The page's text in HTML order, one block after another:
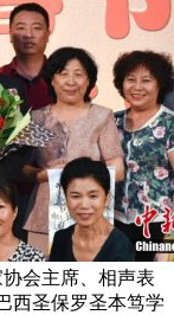
会主席、相声表
西圣保罗圣本笃学